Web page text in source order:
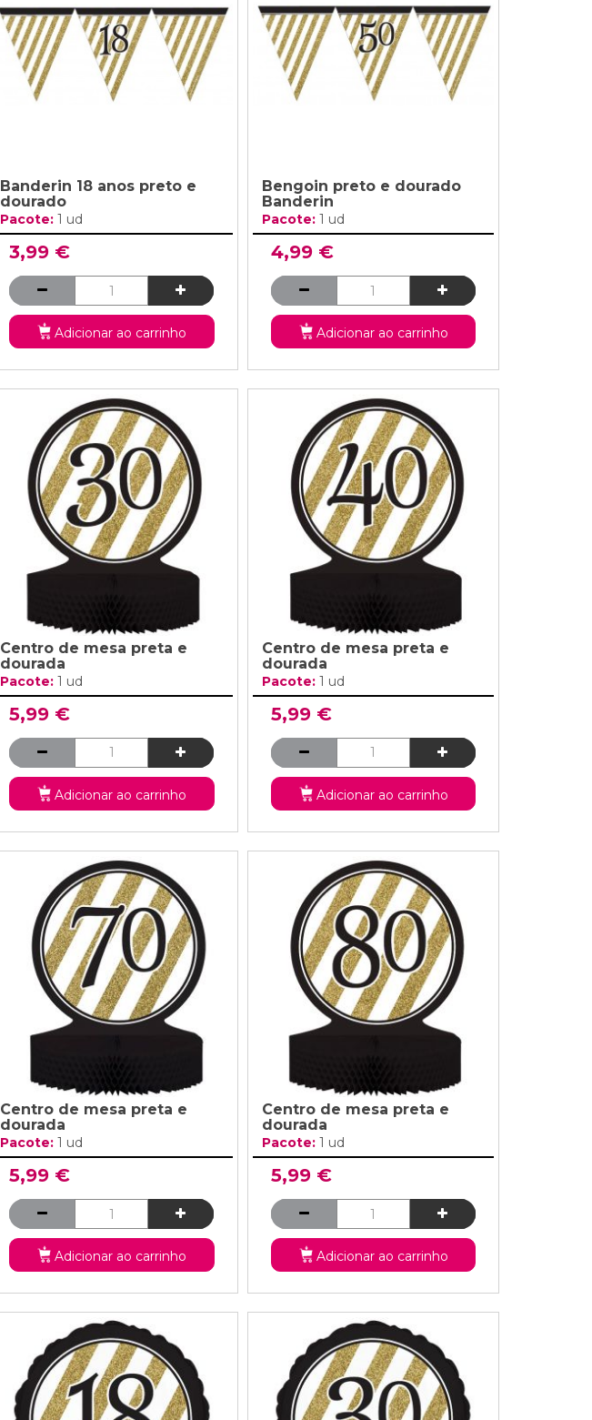
Banderin 18 anos preto e
dourado
Pacote: 1 ud
3,99 €
Adicionar ao carrinho
Bengoin preto e dourado
Banderin
Pacote: 1 ud
4,99 €
Adicionar ao carrinho
Centro de mesa preta e
dourada
Pacote: 1 ud
5,99 €
Adicionar ao carrinho
Centro de mesa preta e
dourada
Pacote: 1 ud
5,99 €
Adicionar ao carrinho
Centro de mesa preta e
dourada
Pacote: 1 ud
5,99 €
Adicionar ao carrinho
Centro de mesa preta e
dourada
Pacote: 1 ud
5,99 €
Adicionar ao carrinho